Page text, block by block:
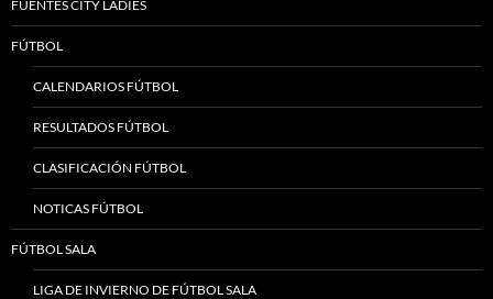
FUENTES CITY LADIES
FÚTBOL
CALENDARIOS FÚTBOL
RESULTADOS FÚTBOL
CLASIFICACIÓN FÚTBOL
NOTICAS FÚTBOL
FÚTBOL SALA
LIGA DE INVIERNO DE FÚTBOL SALA